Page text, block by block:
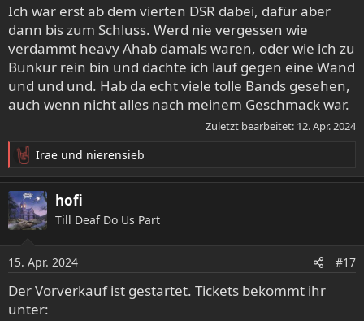
Ich war erst ab dem vierten DSR dabei, dafür aber
dann bis zum Schluss. Werd nie vergessen wie
verdammt heavy Ahab damals waren, oder wie ich zu
Bunkur rein bin und dachte ich lauf gegen eine Wand
und und und. Hab da echt viele tolle Bands gesehen,
auch wenn nicht alles nach meinem Geschmack war.
Zuletzt bearbeitet: 12. Apr. 2024
R
e
a
k
t
n
e
n
:
Irae und nierensieb
hofi
Till Deaf Do Us Part
15. Apr. 2024 #17
Der Vorverkauf ist gestartet. Tickets bekommt ihr
unter: